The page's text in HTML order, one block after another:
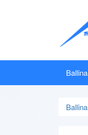
Ballina
Ballina